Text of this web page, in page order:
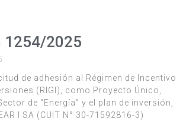
1254/2025
de adhesión al Régimen de Incentivo
(RIGI), como Proyecto Único,
de “Energía” y el plan de inversión,
I SA (CUIT N° 30-71592816-3)